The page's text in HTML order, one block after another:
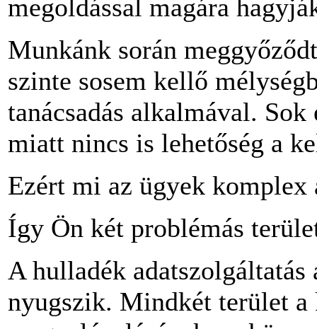
megoldással magára
Munkánk során
szinte sosem kellő
tanácsadás alkalmával.
miatt nincs is lehetőség a
Ezért mi az ügyek komplex
Így Ön két problémás
A hulladék
nyugszik. Mindkét terület